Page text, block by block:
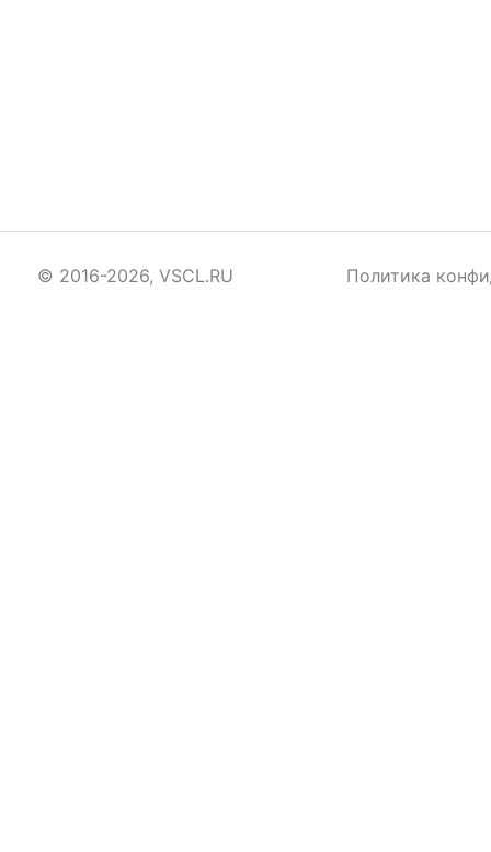
© 2016-2026, VSCL.RU Политика